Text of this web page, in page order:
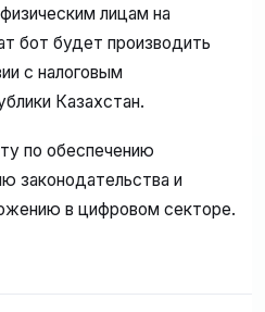
лицам на
бот будет производить
с налоговым
Казахстан.
по обеспечению
законодательства и
в цифровом секторе.